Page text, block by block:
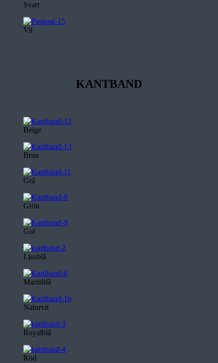
Svart
Vit
KANTBAND
Beige
Brun
Grå
Grön
Gul
Ljusblå
Marinblå
Naturvit
Royalblå
Röd